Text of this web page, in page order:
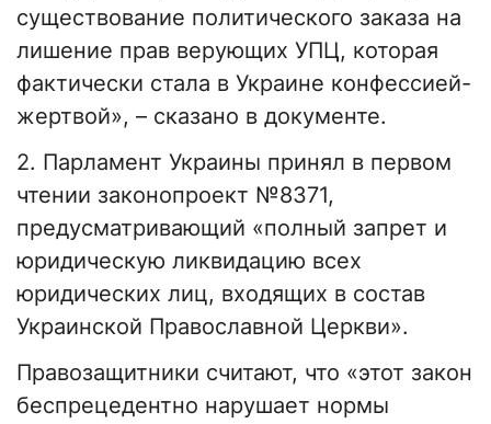
существование политического заказа на
лишение прав верующих УПЦ, которая
фактически стала в Украине конфессией-
жертвой», – сказано в документе.
2. Парламент Украины принял в первом
чтении законопроект №8371,
предусматривающий «полный запрет и
юридическую ликвидацию всех
юридических лиц, входящих в состав
Украинской Православной Церкви».
Правозащитники считают, что «этот закон
беспрецедентно нарушает нормы